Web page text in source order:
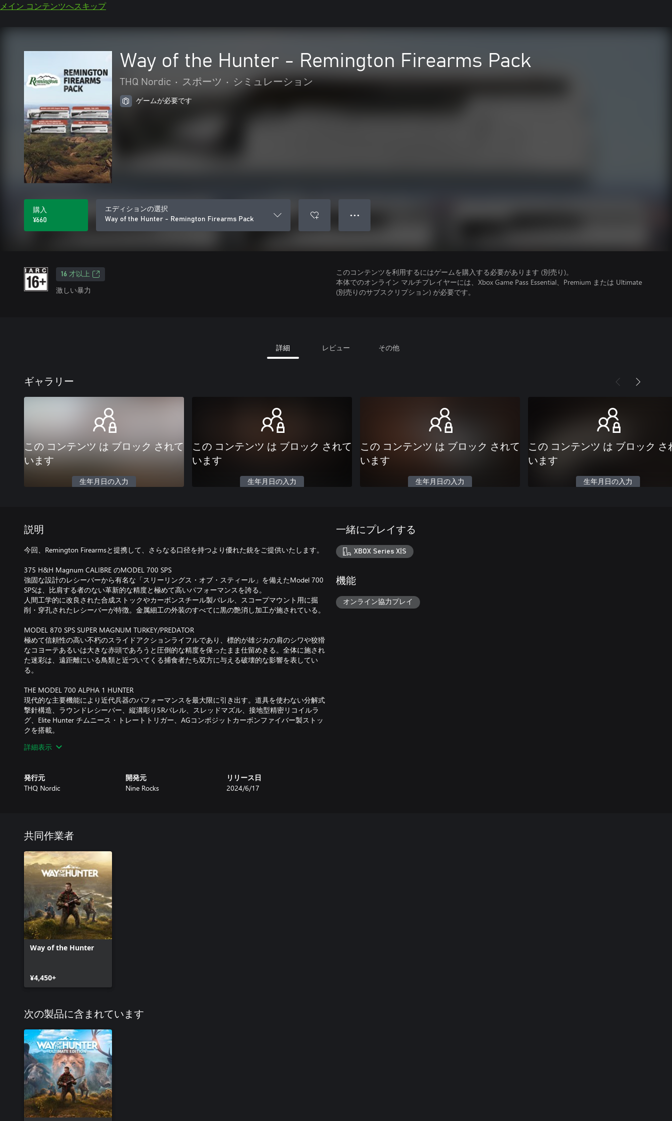
メイン コンテンツへスキップ
Way of the Hunter - Remington Firearms Pack
THQ Nordic • スポーツ • シミュレーション
ゲームが必要です
購入
¥660
エディションの選択
Way of the Hunter - Remington Firearms Pack
● ● ●
16 才以上
激しい暴力
このコンテンツを利用するにはゲームを購入する必要があります (別売り)。
本体でのオンライン マルチプレイヤーには、Xbox Game Pass Essential、Premium または Ultimate
(別売りのサブスクリプション) が必要です。
詳細 レビュー その他
ギャラリー
この コンテンツ は ブロック されて
います
生年月日の入力
この コンテンツ は ブロック されて
います
生年月日の入力
この コンテンツ は ブロック されて
います
生年月日の入力
この コンテンツ は ブロック さ
います
生年月日の入力
説明
今回、Remington Firearmsと提携して、さらなる口径を持つより優れた銃をご提供いたします。
375 H&H Magnum CALIBRE のMODEL 700 SPS
強固な設計のレシーバーから有名な「スリーリングス・オブ・スティール」を備えたModel 700
SPSは、比肩する者のない革新的な精度と極めて高いパフォーマンスを誇る。
人間工学的に改良された合成ストックやカーボンスチール製バレル、スコープマウント用に掘
削・穿孔されたレシーバーが特徴。金属細工の外装のすべてに黒の艶消し加工が施されている。
MODEL 870 SPS SUPER MAGNUM TURKEY/PREDATOR
極めて信頼性の高い不朽のスライドアクションライフルであり、標的が雄ジカの肩のシワや狡猾
なコヨーテあるいは大きな赤頭であろうと圧倒的な精度を保ったまま仕留めきる。全体に施され
た迷彩は、遠距離にいる鳥類と近づいてくる捕食者たち双方に与える破壊的な影響を表してい
る。
THE MODEL 700 ALPHA 1 HUNTER
現代的な主要機能により近代兵器のパフォーマンスを最大限に引き出す。道具を使わない分解式
撃針構造、ラウンドレシーバー、縦溝彫り5Rバレル、スレッドマズル、接地型精密リコイルラ
グ、Elite Hunter チムニース・トレートトリガー、AGコンポジットカーボンファイバー製ストッ
クを搭載。
THE MODEL 870 FIELDMASTER SYNTHETIC FULLY RIFLED DEER
ーセルリコイルパッド付きの前床と新しい合成ストックを装備している。
詳細表示
発行元
THQ Nordic
開発元
Nine Rocks
リリース日
2024/6/17
一緒にプレイする
XBOX Series X|S
機能
オンライン協力プレイ
共同作業者
Way of the Hunter
¥4,450+
次の製品に含まれています